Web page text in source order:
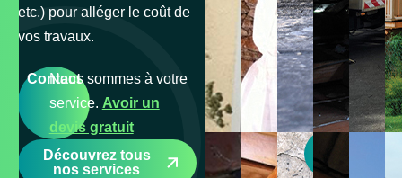
etc.) pour alléger le coût de
vos travaux.
Contact
Nous sommes à votre
service. Avoir un
devis gratuit
Découvrez tous
nos services
Devis
gratuit